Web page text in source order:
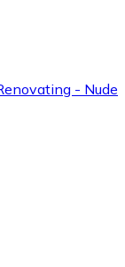
- Nude